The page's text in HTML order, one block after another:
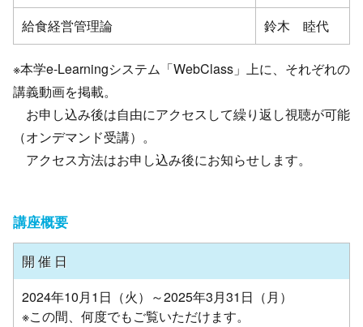
給食経営管理論
鈴木 睦代
※本学e-Learningシステム「WebClass」上に、それぞれの
講義動画を掲載。
お申し込み後は自由にアクセスして繰り返し視聴が可能
（オンデマンド受講）。
アクセス方法はお申し込み後にお知らせします。
講座概要
開 催 日
2024年10月1日（火）～2025年3月31日（月）
※この間、何度でもご覧いただけます。